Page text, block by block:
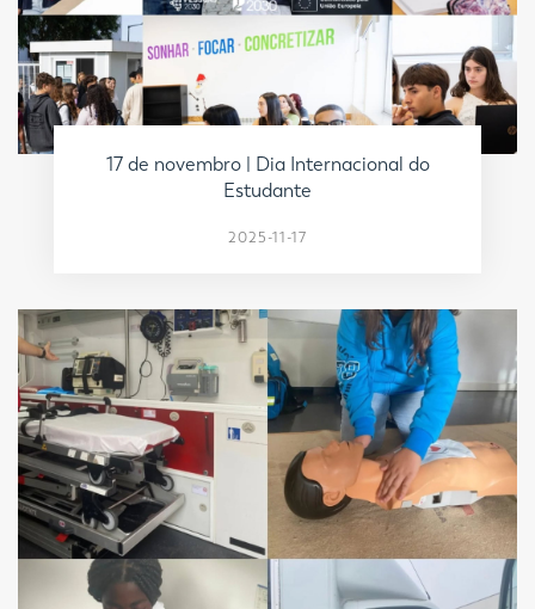
17 de novembro | Dia Internacional do
Estudante
2025-11-17